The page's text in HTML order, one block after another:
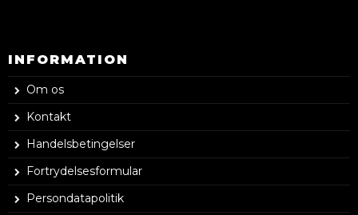
INFORMATION
Om os
Kontakt
Handelsbetingelser
Fortrydelsesformular
Persondatapolitik